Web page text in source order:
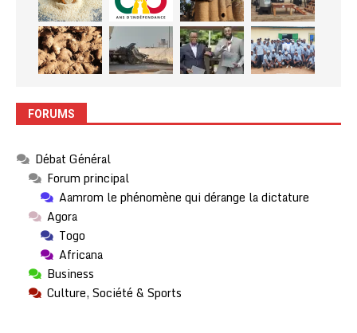
FORUMS
Débat Général
Forum principal
Aamrom le phénomène qui dérange la dictature
Agora
Togo
Africana
Business
Culture, Société & Sports